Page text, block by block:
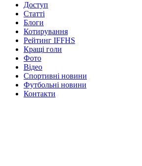
Доступ
Статті
Блоги
Котирування
Рейтинг IFFHS
Кращі голи
Фото
Відео
Спортивні новини
Футбольні новини
Контакти